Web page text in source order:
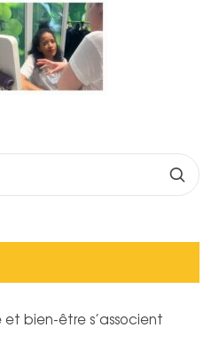
et bien-être s’associent